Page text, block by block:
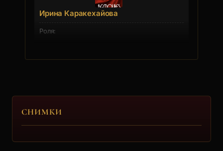
Ирина Каракехайова
СНИМКИ